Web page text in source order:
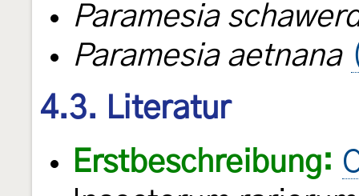
Paramesia
Paramesia aetnana
4.3. Literatur
Erstbeschreibung: